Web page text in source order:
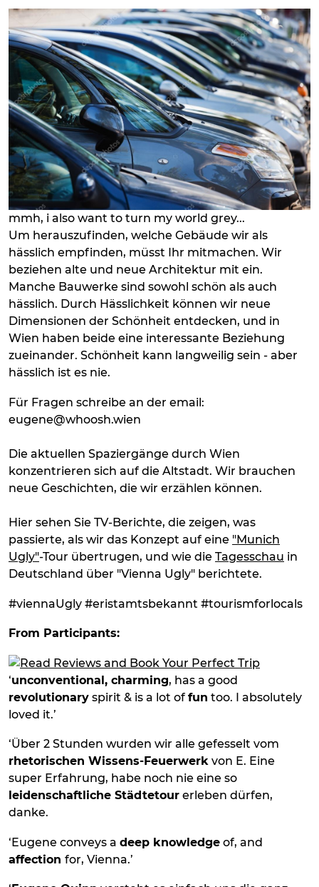
mmh, i also want to turn my world grey...
Um herauszufinden, welche Gebäude wir als
hässlich empfinden, müsst Ihr mitmachen. Wir
beziehen alte und neue Architektur mit ein.
Manche Bauwerke sind sowohl schön als auch
hässlich. Durch Hässlichkeit können wir neue
Dimensionen der Schönheit entdecken, und in
Wien haben beide eine interessante Beziehung
zueinander. Schönheit kann langweilig sein - aber
hässlich ist es nie.
Für Fragen schreibe an der email:
eugene@whoosh.wien
Die aktuellen Spaziergänge durch Wien
konzentrieren sich auf die Altstadt. Wir brauchen
neue Geschichten, die wir erzählen können.
Hier sehen Sie TV-Berichte, die zeigen, was
passierte, als wir das Konzept auf eine "Munich
Ugly"-Tour übertrugen, und wie die Tagesschau in
Deutschland über "Vienna Ugly" berichtete.
#viennaUgly #eristamtsbekannt #tourismforlocals
From Participants:
‘unconventional, charming, has a good
revolutionary spirit & is a lot of fun too. I absolutely
loved it.’
‘Über 2 Stunden wurden wir alle gefesselt vom
rhetorischen Wissens-Feuerwerk von E. Eine
super Erfahrung, habe noch nie eine so
leidenschaftliche Städtetour erleben dürfen,
danke.
‘Eugene conveys a deep knowledge of, and
affection for, Vienna.’